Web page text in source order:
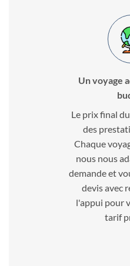
Un voyage
Le prix final
des
Chaque
nous nous
demande et
devis avec
l'appui pour
tarif